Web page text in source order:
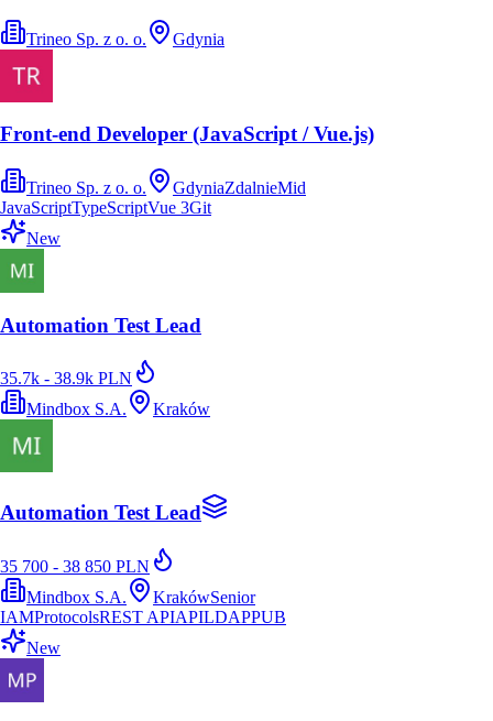
Trineo Sp. z o. o. Gdynia
Front-end Developer (JavaScript / Vue.js)
Trineo Sp. z o. o. GdyniaZdalnieMid
JavaScriptTypeScriptVue 3Git
New
Automation Test Lead
35.7k - 38.9k PLN
Mindbox S.A.
Kraków
Automation Test Lead
35 700 - 38 850 PLN
Mindbox S.A.
KrakówSenior
IAMProtocolsREST APIAPILDAPPUB
New